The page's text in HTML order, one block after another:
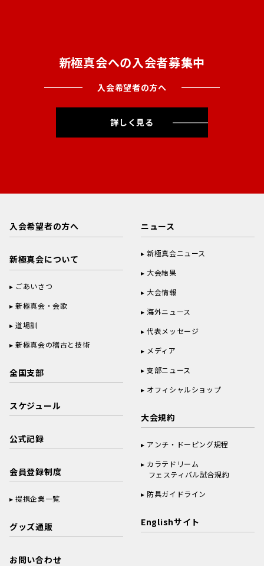
新極真会への入会者募集中
入会希望者の方へ
詳しく見る
入会希望者の方へ
新極真会について
ごあいさつ
新極真会・会歌
道場訓
新極真会の稽古と技術
全国支部
スケジュール
公式記録
会員登録制度
提携企業一覧
グッズ通販
お問い合わせ
ニュース
新極真会ニュース
大会結果
大会情報
海外ニュース
代表メッセージ
メディア
支部ニュース
オフィシャルショップ
大会規約
アンチ・ドーピング規程
カラテドリーム
フェスティバル試合規約
防具ガイドライン
Englishサイト